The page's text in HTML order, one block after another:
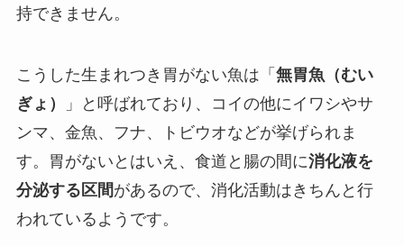
持できません。
こうした生まれつき胃がない魚は「 無胃魚（むい
ぎょ）
」と呼ばれており、コイの他にイワシやサ
ンマ、金魚、フナ、トビウオなどが挙げられま
す。胃がないとはいえ、食道と腸の間に消化液を
分泌する区間があるので、消化活動はきちんと行
われているようです。